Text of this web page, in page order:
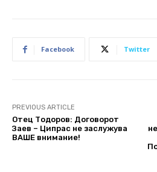
Facebook Twitter
PREVIOUS ARTICLE
Отец Тодоров: Договорот
Заев – Ципрас не заслужува
ВАШЕ внимание!